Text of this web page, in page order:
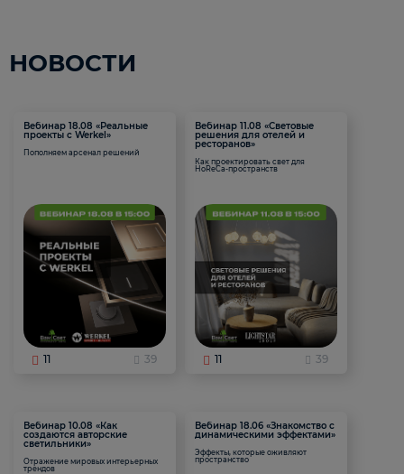
НОВОСТИ
Вебинар 18.08 «Реальные
проекты с Werkel»
Пополняем арсенал решений
11 39
Вебинар 11.08 «Световые
решения для отелей и
ресторанов»
Как проектировать свет для
HoReCa-пространств
11 39
Вебинар 10.08 «Как
создаются авторские
светильники»
Отражение мировых интерьерных
трендов
Вебинар 18.06 «Знакомство с
динамическими эффектами»
Эффекты, которые оживляют
пространство